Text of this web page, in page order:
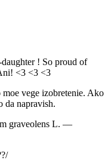
! So proud of
<3 <3 <3
vege izobretenie. Ako
da napravish.
graveolens L. —